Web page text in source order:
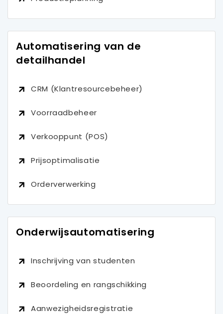
Automatisering van de
detailhandel
CRM (Klantresourcebeheer)
Voorraadbeheer
Verkooppunt (POS)
Prijsoptimalisatie
Orderverwerking
Onderwijsautomatisering
Inschrijving van studenten
Beoordeling en rangschikking
Aanwezigheidsregistratie